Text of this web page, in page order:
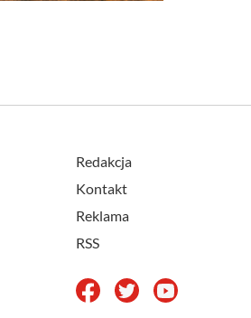
Redakcja
Kontakt
Reklama
RSS